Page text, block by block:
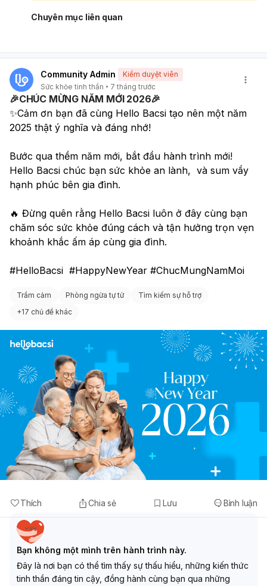
nhân thể chất và nếu cần, sẽ giới thiệu bạn đến chuyên
khoa phù hợp như thần kinh hoặc chuyên gia tâm lý để
hơn về tình trạng của mình và cải thiện sức khỏe. Chúc
Chuyên mục liên quan
Community Admin
Kiểm duyệt viên
Sức khỏe tinh thần
7 tháng trước
🎉CHÚC MỪNG NĂM MỚI 2026🎉
✨Cảm ơn bạn đã cùng Hello Bacsi tạo nên một năm
2025 thật ý nghĩa và đáng nhớ!
Bước qua thềm năm mới, bắt đầu hành trình mới!
Hello Bacsi chúc bạn sức khỏe an lành,  và sum vầy
hạnh phúc bên gia đình.
🔥 Đừng quên rằng Hello Bacsi luôn ở đây cùng bạn
chăm sóc sức khỏe đúng cách và tận hưởng trọn vẹn
khoảnh khắc ấm áp cùng gia đình.
#HelloBacsi  #HappyNewYear #ChucMungNamMoi
Trầm cảm Phòng ngừa tự tử
Tìm kiếm sự hỗ trợ
+17 chủ đề khác
Thích Chia sẻ Lưu Bình luận
Bạn không một mình trên hành trình này.
Đây là nơi bạn có thể tìm thấy sự thấu hiểu, những kiến thức
tinh thần đáng tin cậy, đồng hành cùng bạn qua những